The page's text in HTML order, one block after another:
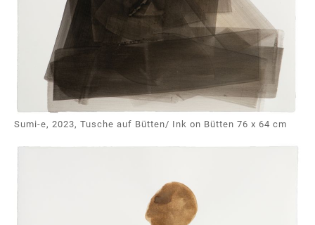
Sumi-e, 2023, Tusche auf Bütten/ Ink on Bütten 76 x 64 cm